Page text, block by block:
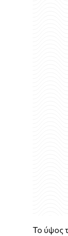
Το ύψος